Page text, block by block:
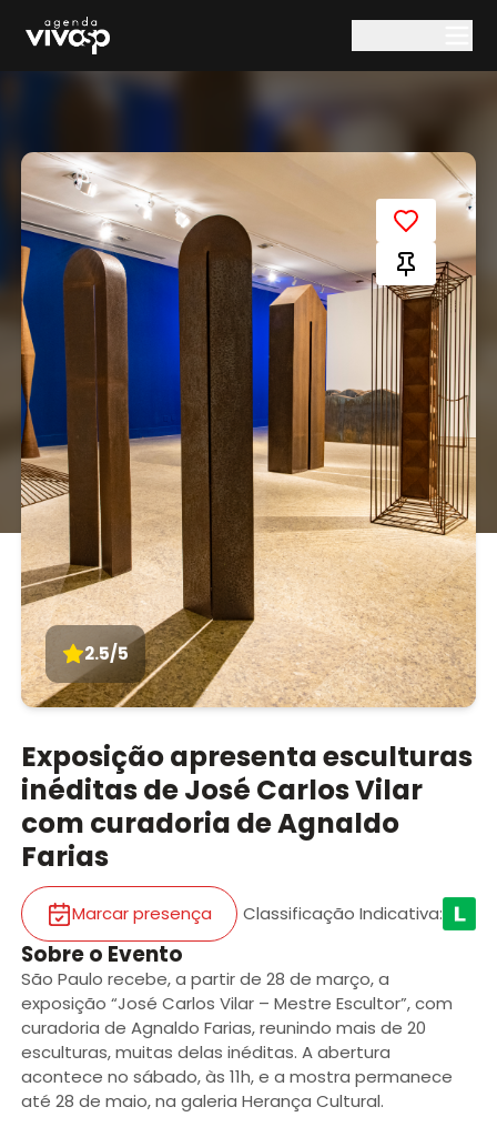
2.5/5
Exposição apresenta esculturas
inéditas de José Carlos Vilar
com curadoria de Agnaldo
Farias
Marcar presença Classificação Indicativa:
Sobre o Evento
São Paulo recebe, a partir de 28 de março, a
exposição “José Carlos Vilar – Mestre Escultor”, com
curadoria de Agnaldo Farias, reunindo mais de 20
esculturas, muitas delas inéditas. A abertura
acontece no sábado, às 11h, e a mostra permanece
até 28 de maio, na galeria Herança Cultural.